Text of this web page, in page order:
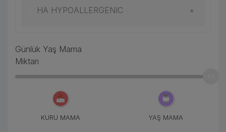
HA HYPOALLERGENIC
•NF RENAL FUNCTION
•OM OBESITY MANAGEMENT
•UR URINARY
Günlük Yaş Mama
Miktarı
KURU MAMA YAŞ MAMA